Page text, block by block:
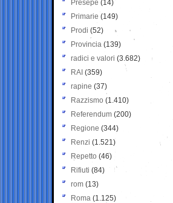
Presepe (14)
Primarie (149)
Prodi (52)
Provincia (139)
radici e valori (3.682)
RAI (359)
rapine (37)
Razzismo (1.410)
Referendum (200)
Regione (344)
Renzi (1.521)
Repetto (46)
Rifiuti (84)
rom (13)
Roma (1.125)